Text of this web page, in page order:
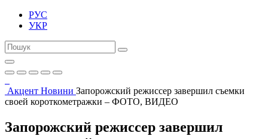
РУС
УКР
Акцент Новини Запорожский режиссер завершил съемки
своей короткометражки – ФОТО, ВИДЕО
Запорожский режиссер завершил